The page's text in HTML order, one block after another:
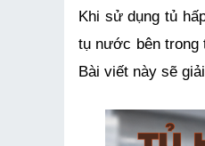
Khi sử dụng tủ
tụ nước bên trong
Bài viết này sẽ